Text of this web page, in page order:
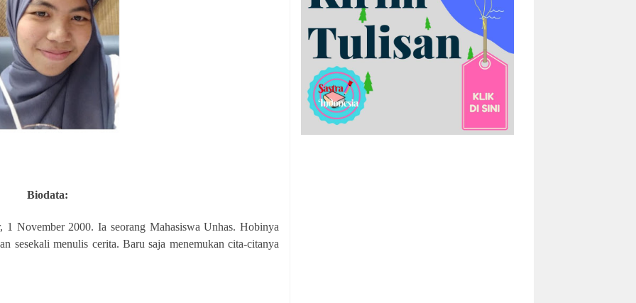
Biodata:
November 2000. Ia seorang Mahasiswa Unhas. Hobinya
sesekali menulis cerita. Baru saja menemukan cita-citanya